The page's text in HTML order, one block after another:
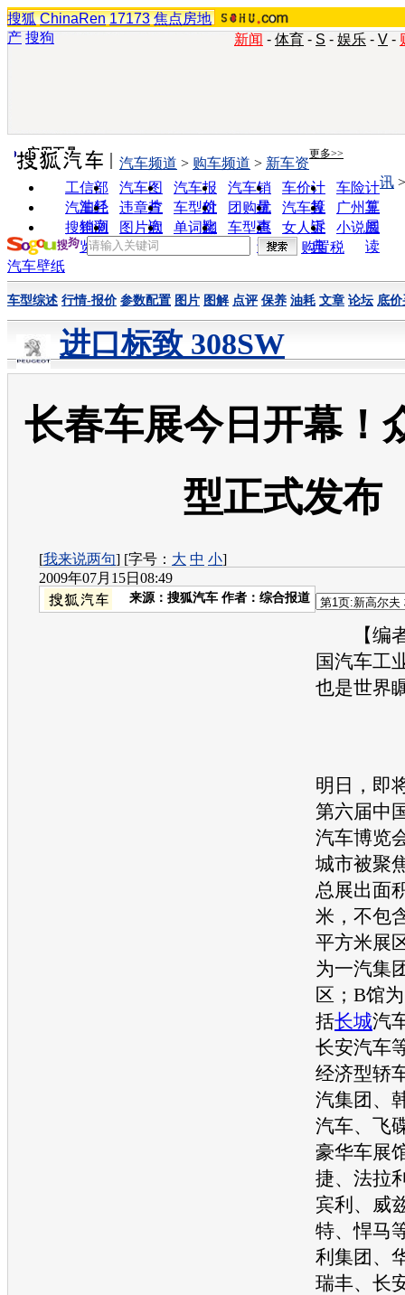
搜狐 ChinaRen 17173 焦点房地
产 搜狗 新闻 - 体育 - S - 娱乐 - V -
实用工具 更多>>
工信部
油耗
汽车图
片
汽车报
价
汽车销
量
车价计
算
车险计
算
汽车经
销商
违章查
询
车型对
比
团购优
惠
汽车投
诉
广州车
展
搜狗浏
览器
图片欣
赏
单词翻
车型查
询
女人宝
典
小说阅
读
汽车频道 > 购车频道 > 新车资
讯
购置税
汽车壁纸
车型综述 行情-报价 参数配置 图片 图解 点评 保养 油耗 文章 论坛 底价
进口标致 308SW
长春车展今日开幕！
型正式发布
[我来说两句] [字号： 大 中 小]
2009年07月15日08:49
来源： 搜狐汽车 作者：综合报道
【编者
国汽车工
也是世界
明日，即
第六届中
汽车博览
城市被聚
总展出面
米，不包
平方米展
为一汽集
区；B馆
括长城汽
长安汽车
经济型轿
汽集团、
汽车、飞
豪华车展
捷、法拉
宾利、威
特、悍马
利集团、
瑞丰、长